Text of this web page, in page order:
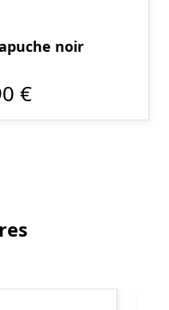
noir
€